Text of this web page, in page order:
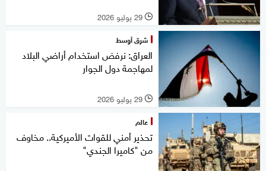
l 29 يوليو 2026
شرق أوسط
العراق: نرفض استخدام أراضي البلاد
لمهاجمة دول الجوار
l 29 يوليو 2026
عالم
تحذير أمني للقوات الأميركية.. مخاوف
من "كاميرا الجندي"